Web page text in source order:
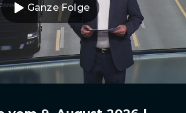
Ganze Folge